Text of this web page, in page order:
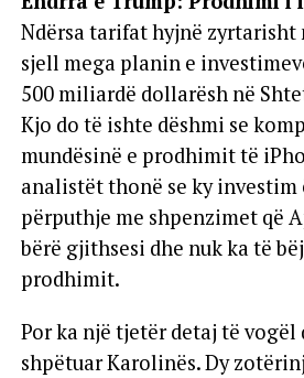
Ndërsa tarifat hyjnë zyrtarisht
sjell mega planin e
500 miliardë dollarësh në
Kjo do të ishte dëshmi se
mundësinë e prodhimit të
analistët thonë se ky investim
përputhje me shpenzimet që
bërë gjithsesi dhe nuk ka të
prodhimit.
Por ka një tjetër detaj të vogël
shpëtuar Karolinës. Dy